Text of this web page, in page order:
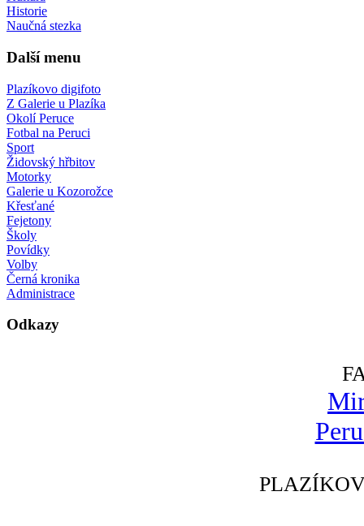
Historie
Naučná stezka
Další menu
Plazíkovo digifoto
Z Galerie u Plazíka
Okolí Peruce
Fotbal na Peruci
Sport
Židovský hřbitov
Motorky
Galerie u Kozorožce
Křesťané
Fejetony
Školy
Povídky
Volby
Černá kronika
Administrace
Odkazy